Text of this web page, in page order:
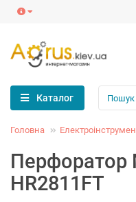
Каталог
Головна
Перфоратор
HR2811FT